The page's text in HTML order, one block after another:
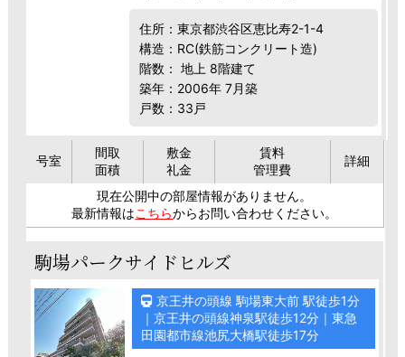
住所：東京都渋谷区恵比寿2-1-4
構造：RC(鉄筋コンクリート造)
階数： 地上 8階建て
築年：2006年 7月築
戸数：33戸
号室
間取
面積
敷金
礼金
賃料
管理費
詳細
現在公開中の部屋情報がありません。
最新情報はこちらからお問い合わせください。
駒場パークサイドヒルズ
京王井の頭線 駒場東大前 駅徒歩1分
｜京王井の頭線神泉駅徒歩12分｜東急
田園都市線池尻大橋駅徒歩17分